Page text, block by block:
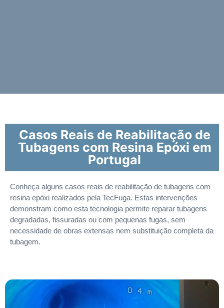
Casos Reais de Reabilitação de
Tubagens com Resina Epóxi em
Portugal
Conheça alguns casos reais de reabilitação de tubagens com
resina epóxi realizados pela TecFuga. Estas intervenções
demonstram como esta tecnologia permite reparar tubagens
degradadas, fissuradas ou com pequenas fugas, sem
necessidade de obras extensas nem substituição completa da
tubagem.